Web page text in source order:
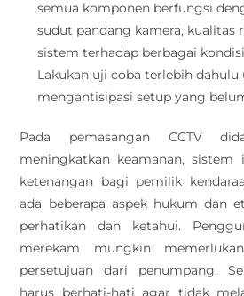
semua komponen berfungsi
sudut pandang kamera, kualitas
sistem terhadap berbagai
Lakukan uji coba terlebih dahulu
mengantisipasi setup yang
Pada pemasangan CCTV
meningkatkan keamanan,
ketenangan bagi pemilik
ada beberapa aspek hukum dan
perhatikan dan ketahui.
merekam mungkin
persetujuan dari penumpang.
harus berhati-hati agar tidak